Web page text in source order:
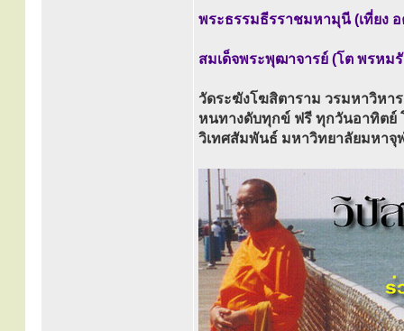
พระธรรมธีรราชมหามุนี (เที่ยง
สมเด็จพระพุฒาจารย์ (โต พรหมรั
วัดระฆังโฆสิตาราม วรมหาวิหาร
หนทางดับทุกข์ ฟรี ทุกวันอาทิตย์
วิเทศสัมพันธ์ มหาวิทยาลัยมหาจุ